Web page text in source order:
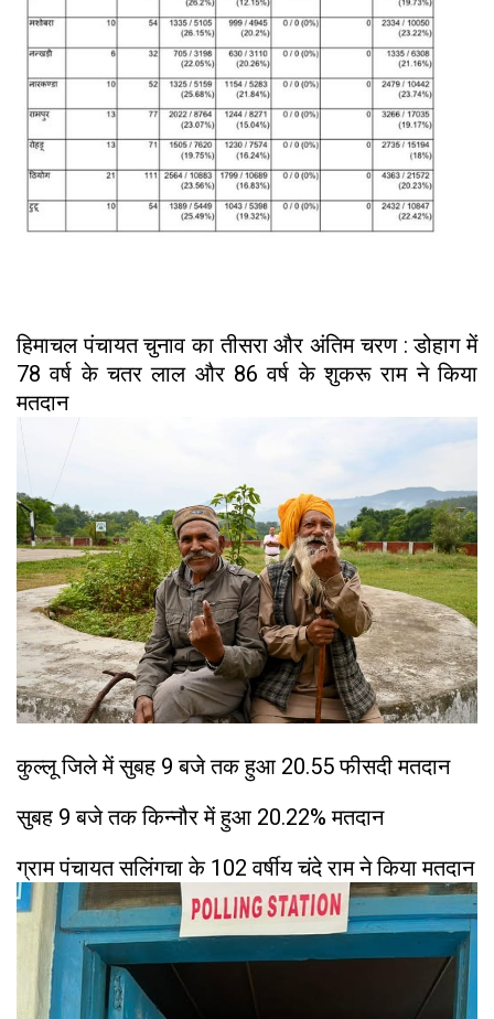
हिमाचल पंचायत चुनाव का तीसरा और अंतिम चरण : डोहाग में
78 वर्ष के चतर लाल और 86 वर्ष के शुकरू राम ने किया
मतदान
कुल्लू जिले में सुबह 9 बजे तक हुआ 20.55 फीसदी मतदान
सुबह 9 बजे तक किन्नौर में हुआ 20.22% मतदान
ग्राम पंचायत सलिंगचा के 102 वर्षीय चंदे राम ने किया मतदान